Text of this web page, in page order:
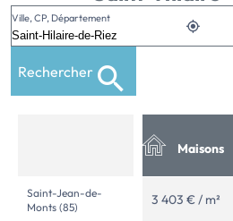
Ville, CP, Département
Rechercher
Maisons
Saint-Jean-de-
Monts (85)
3 403 € / m²